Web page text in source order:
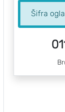
Šifra